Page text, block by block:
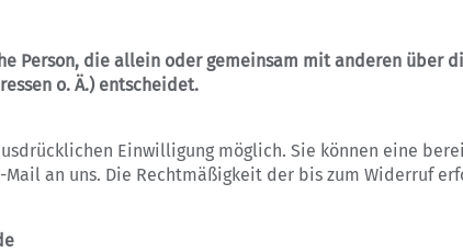
Person, die allein oder gemeinsam mit anderen über
o. Ä.) entscheidet.
Einwilligung möglich. Sie können eine
an uns. Die Rechtmäßigkeit der bis zum Widerruf